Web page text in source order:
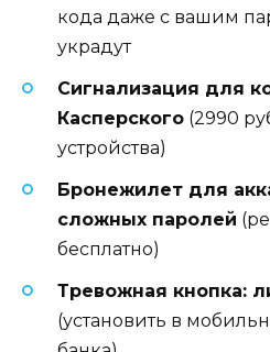
кода даже с вашим
украдут
Сигнализация для
Касперского (2990
устройства)
Бронежилет для
сложных паролей
бесплатно)
Тревожная кнопка:
(установить в